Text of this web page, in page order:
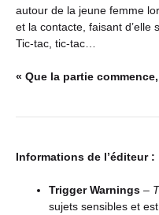
autour de la jeune femme
et la contacte, faisant d’elle
Tic-tac, tic-tac…
« Que la partie
Informations de l’éditeur :
Trigger Warnings –
sujets sensibles et